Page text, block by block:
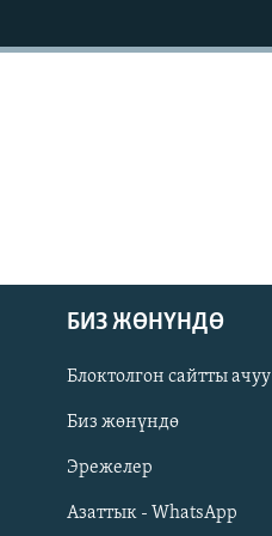
АЗАТТЫК+
Русский
ОНЛАЙН ШЕРИНЕ
БИЗ ЖӨНҮНДӨ
Блоктолгон сайтты ачуу
Биз жөнүндө
Эрежелер
Азаттык - WhatsApp